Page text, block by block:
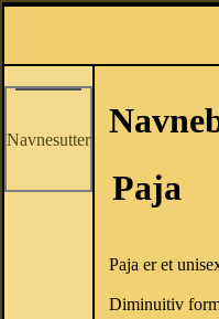
Navnesutter
Paja
Paja er et
Diminuitiv